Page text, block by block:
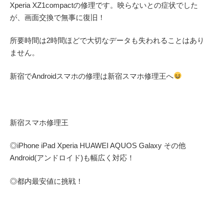
Xperia XZ1compactの修理です。映らないとの症状でした
が、画面交換で無事に復旧！
所要時間は2時間ほどで大切なデータも失われることはあり
ません。
新宿でAndroidスマホの修理は新宿スマホ修理王へ
新宿スマホ修理王
◎iPhone iPad Xperia HUAWEI AQUOS Galaxy その他
Android(アンドロイド) も幅広く対応！
◎都内最安値に挑戦！